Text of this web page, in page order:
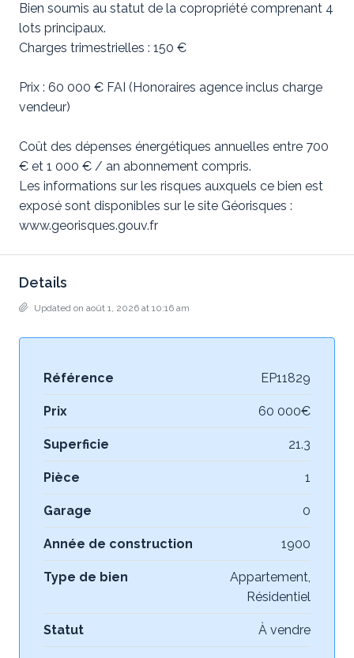
Bien soumis au statut de la copropriété comprenant 4
lots principaux.
Charges trimestrielles : 150 €
Prix : 60 000 € FAI (Honoraires agence inclus charge
vendeur)
Coût des dépenses énergétiques annuelles entre 700
€ et 1 000 € / an abonnement compris.
Les informations sur les risques auxquels ce bien est
exposé sont disponibles sur le site Géorisques :
www.georisques.gouv.fr
Details
Updated on août 1, 2026 at 10:16 am
Référence EP11829
Prix 60 000€
Superficie 21.3
Pièce 1
Garage 0
Année de construction 1900
Type de bien
Appartement,
Résidentiel
Statut À vendre